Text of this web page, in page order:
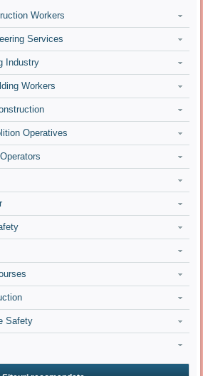
Workers
Services
Industry
Workers
Operatives
Safety